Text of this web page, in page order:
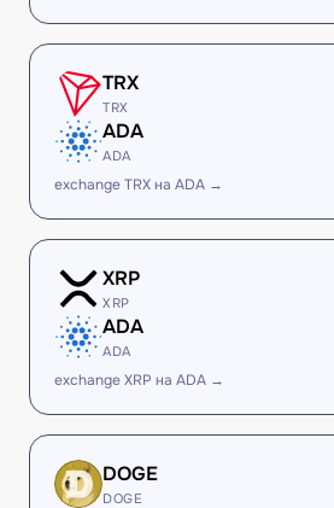
TRX
TRX
ADA
ADA
exchange TRX на ADA →
XRP
XRP
ADA
ADA
exchange XRP на ADA →
DOGE
DOGE